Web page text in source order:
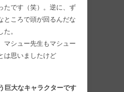
たです（笑）。逆に、ず
ところで頭が回るんだな
。
マシュー先生もマシュー
は思いましたけど
巨大なキャラクターです